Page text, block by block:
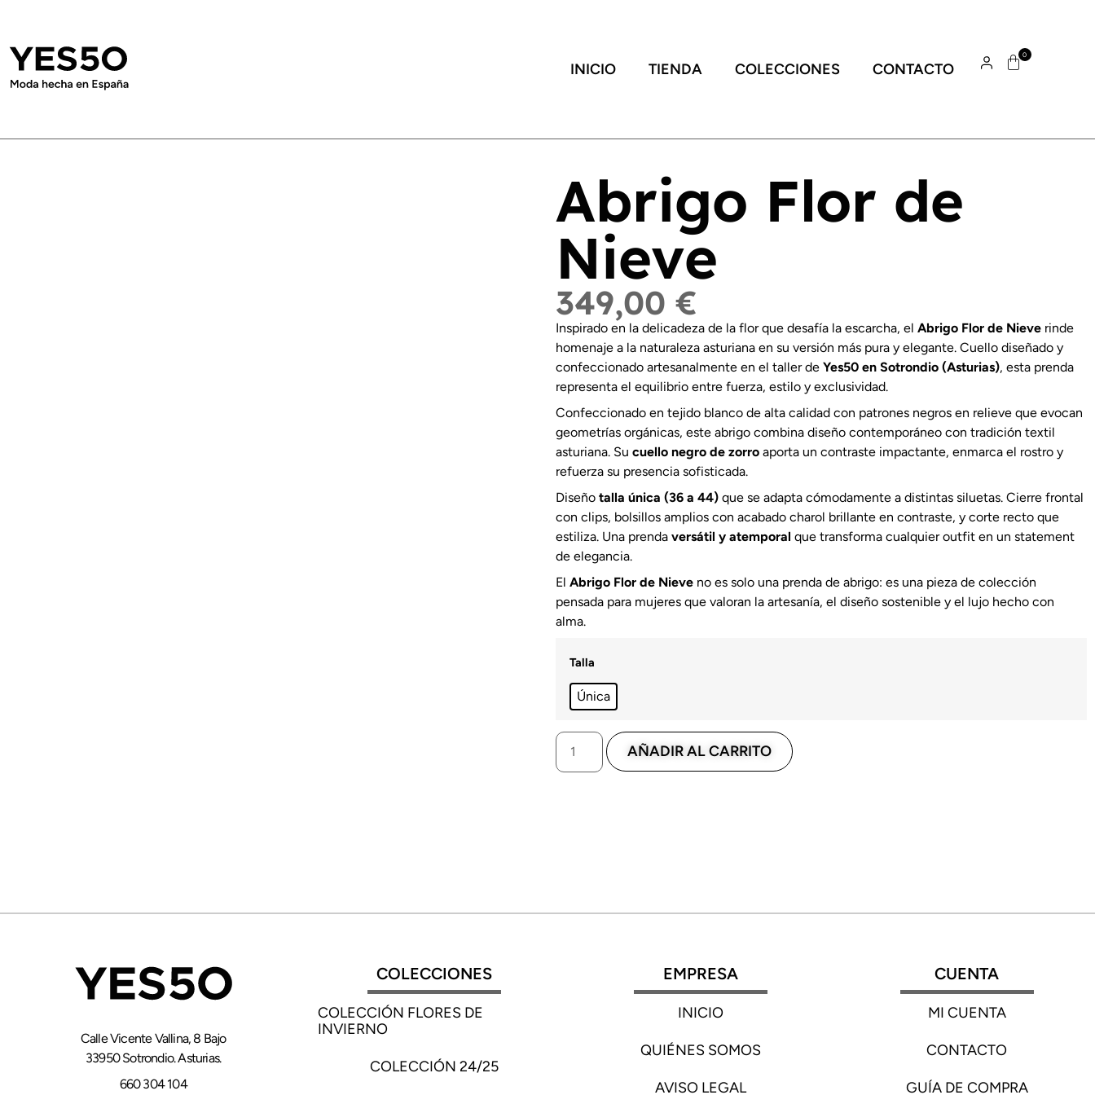
INICIO TIENDA COLECCIONES CONTACTO
0
Abrigo Flor de
Nieve
349,00 €
Inspirado en la delicadeza de la flor que desafía la escarcha, el Abrigo Flor de Nieve rinde
homenaje a la naturaleza asturiana en su versión más pura y elegante. Cuello diseñado y
confeccionado artesanalmente en el taller de Yes50 en Sotrondio (Asturias), esta prenda
representa el equilibrio entre fuerza, estilo y exclusividad.
Confeccionado en tejido blanco de alta calidad con patrones negros en relieve que evocan
geometrías orgánicas, este abrigo combina diseño contemporáneo con tradición textil
asturiana. Su cuello negro de zorro aporta un contraste impactante, enmarca el rostro y
refuerza su presencia sofisticada.
Diseño talla única (36 a 44) que se adapta cómodamente a distintas siluetas. Cierre frontal
con clips, bolsillos amplios con acabado charol brillante en contraste, y corte recto que
estiliza. Una prenda versátil y atemporal que transforma cualquier outfit en un statement
de elegancia.
El Abrigo Flor de Nieve no es solo una prenda de abrigo: es una pieza de colección
pensada para mujeres que valoran la artesanía, el diseño sostenible y el lujo hecho con
alma.
Talla
Única
AÑADIR AL CARRITO
Calle Vicente Vallina, 8 Bajo
33950 Sotrondio. Asturias.
660 304 104
COLECCIONES
COLECCIÓN FLORES DE
INVIERNO
COLECCIÓN 24/25
EMPRESA
INICIO
QUIÉNES SOMOS
AVISO LEGAL
CUENTA
MI CUENTA
CONTACTO
GUÍA DE COMPRA